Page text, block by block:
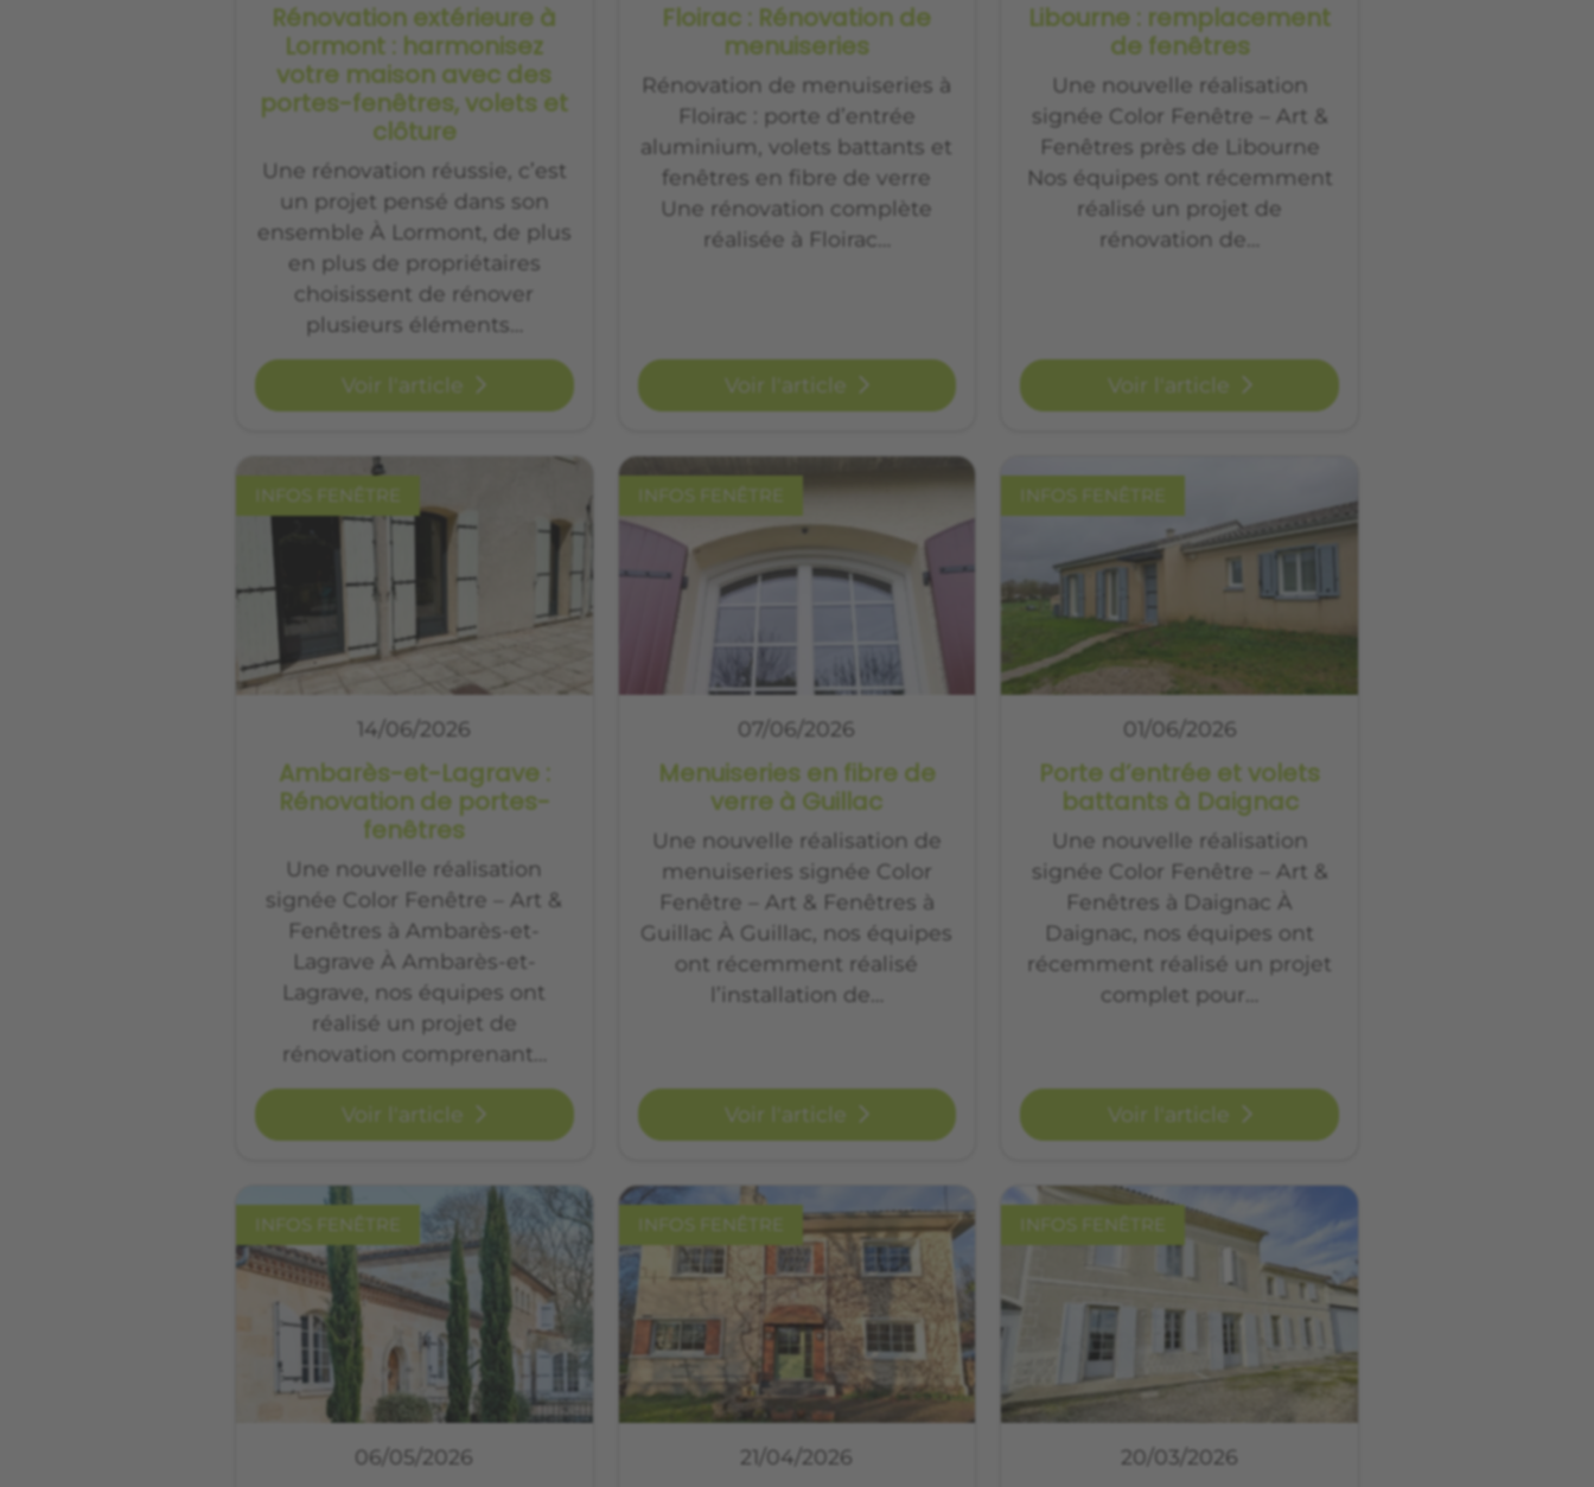
Rénovation extérieure à
Lormont : harmonisez
votre maison avec des
portes-fenêtres, volets et
clôture
Une rénovation réussie, c’est
un projet pensé dans son
ensemble À Lormont, de plus
en plus de propriétaires
choisissent de rénover
plusieurs éléments…
Voir l'article
Floirac : Rénovation de
menuiseries
Rénovation de menuiseries à
Floirac : porte d’entrée
aluminium, volets battants et
fenêtres en fibre de verre
Une rénovation complète
réalisée à Floirac…
Voir l'article
Libourne : remplacement
de fenêtres
Une nouvelle réalisation
signée Color Fenêtre – Art &
Fenêtres près de Libourne
Nos équipes ont récemment
réalisé un projet de
rénovation de…
Voir l'article
14/06/2026
Ambarès-et-Lagrave :
Rénovation de portes-
fenêtres
Une nouvelle réalisation
signée Color Fenêtre – Art &
Fenêtres à Ambarès-et-
Lagrave À Ambarès-et-
Lagrave, nos équipes ont
réalisé un projet de
rénovation comprenant…
Voir l'article
INFOS FENÊTRE
07/06/2026
Menuiseries en fibre de
verre à Guillac
Une nouvelle réalisation de
menuiseries signée Color
Fenêtre – Art & Fenêtres à
Guillac À Guillac, nos équipes
ont récemment réalisé
l’installation de…
Voir l'article
INFOS FENÊTRE
01/06/2026
Porte d’entrée et volets
battants à Daignac
Une nouvelle réalisation
signée Color Fenêtre – Art &
Fenêtres à Daignac À
Daignac, nos équipes ont
récemment réalisé un projet
complet pour…
Voir l'article
INFOS FENÊTRE
06/05/2026
INFOS FENÊTRE
21/04/2026
INFOS FENÊTRE
20/03/2026
INFOS FENÊTRE